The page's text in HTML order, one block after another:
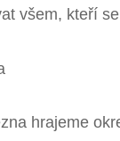
všem, kteří
hrajeme